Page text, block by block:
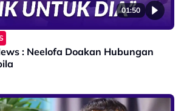
01:50
: Neelofa Doakan Hubungan